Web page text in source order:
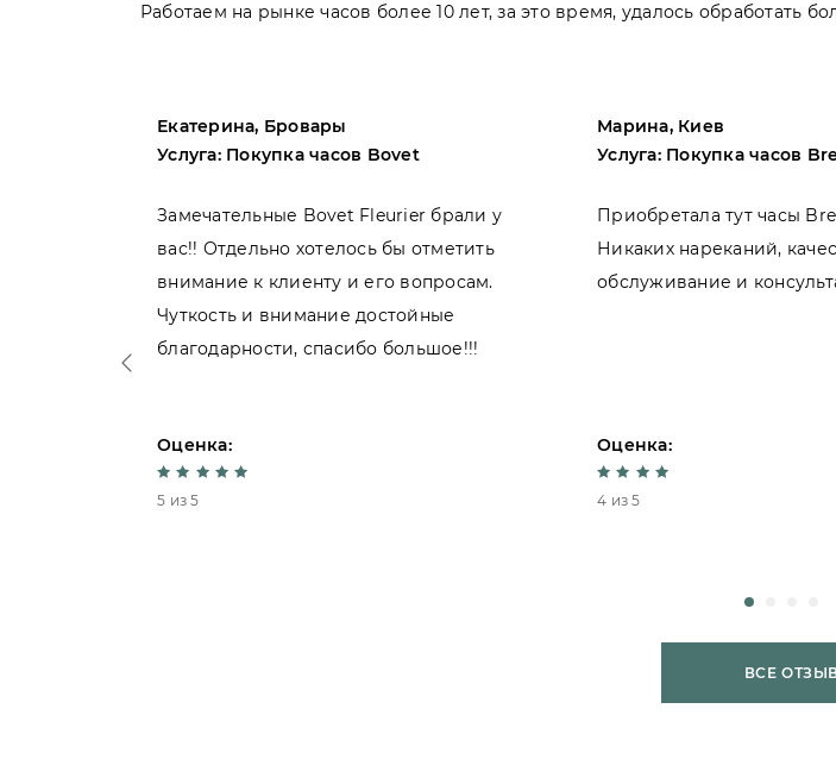
Работаем на рынке часов более 10 лет, за это время, удалось обработать
Екатерина, Бровары
Услуга: Покупка часов Bovet
Замечательные Bovet Fleurier брали у
вас!! Отдельно хотелось бы отметить
внимание к клиенту и его вопросам.
Чуткость и внимание достойные
благодарности, спасибо большое!!!
Оценка:
5 из 5
Марина, Киев
Услуга: Покупка часов
Приобретала тут часы
Никаких нареканий,
обслуживание и
Оценка:
4 из 5
ВСЕ